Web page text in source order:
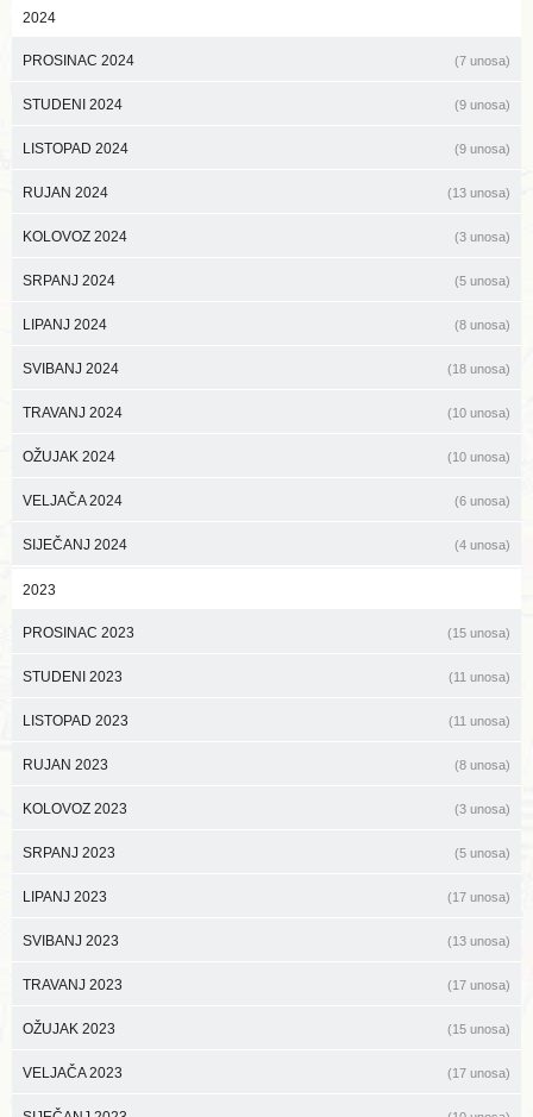
2024
PROSINAC 2024 (7 unosa)
STUDENI 2024 (9 unosa)
LISTOPAD 2024 (9 unosa)
RUJAN 2024 (13 unosa)
KOLOVOZ 2024 (3 unosa)
SRPANJ 2024 (5 unosa)
LIPANJ 2024 (8 unosa)
SVIBANJ 2024 (18 unosa)
TRAVANJ 2024 (10 unosa)
OŽUJAK 2024 (10 unosa)
VELJAČA 2024 (6 unosa)
SIJEČANJ 2024 (4 unosa)
2023
PROSINAC 2023 (15 unosa)
STUDENI 2023 (11 unosa)
LISTOPAD 2023 (11 unosa)
RUJAN 2023 (8 unosa)
KOLOVOZ 2023 (3 unosa)
SRPANJ 2023 (5 unosa)
LIPANJ 2023 (17 unosa)
SVIBANJ 2023 (13 unosa)
TRAVANJ 2023 (17 unosa)
OŽUJAK 2023 (15 unosa)
VELJAČA 2023 (17 unosa)